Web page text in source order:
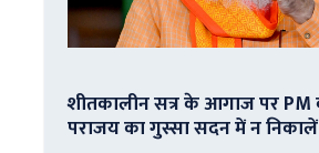
शीतकालीन सत्र के आगाज पर
पराजय का गुस्सा सदन में न निकालें